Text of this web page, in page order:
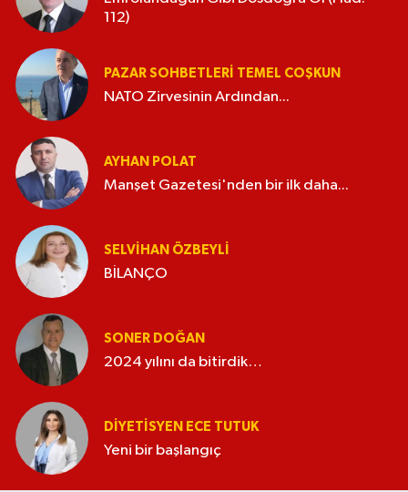
112)
PAZAR SOHBETLERI TEMEL COŞKUN
NATO Zirvesinin Ardından...
AYHAN POLAT
Manşet Gazetesi'nden bir ilk daha...
SELVIHAN ÖZBEYLI
BİLANÇO
SONER DOĞAN
2024 yılını da bitirdik…
DIYETISYEN ECE TUTUK
Yeni bir başlangıç